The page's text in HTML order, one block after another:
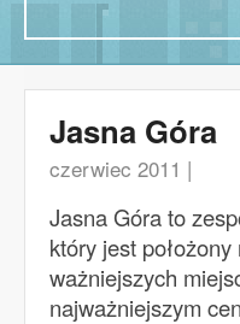
Jasna Góra
czerwiec 2011 |
Jasna Góra to
który jest
ważniejszych
najważniejszym